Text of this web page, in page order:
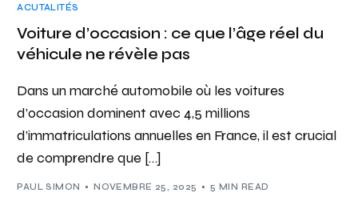
ACUTALITÉS
Voiture d’occasion : ce que l’âge réel du
véhicule ne révèle pas
Dans un marché automobile où les voitures
d’occasion dominent avec 4,5 millions
d’immatriculations annuelles en France, il est crucial
de comprendre que […]
PAUL SIMON NOVEMBRE 25, 2025 5 MIN READ